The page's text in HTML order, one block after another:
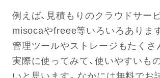
例えば、見積もりのクラウドサー
misocaやfreee等いろいろありま
管理ツールやストレージもたくさ
実際に使ってみて、使いやすいも
いと思います。なかには無料でお